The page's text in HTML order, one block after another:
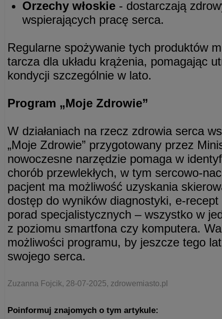
Orzechy włoskie - dostarczają
wspierających pracę serca.
Regularne spożywanie tych produktów
tarcza dla układu krążenia, pomagając
kondycji szczególnie w lato.
Program „Moje Zdrowie”
W działaniach na rzecz zdrowia serca
„Moje Zdrowie” przygotowany przez
nowoczesne narzędzie pomaga w
chorób przewlekłych, w tym sercowo-
pacjent ma możliwość uzyskania
dostęp do wyników diagnostyki, e-
porad specjalistycznych – wszystko w
z poziomu smartfona czy komputera.
możliwości programu, by jeszcze tego
swojego serca.
Zuzanna Fojcik, 28-07-2025, zdrowemiasto.pl
Poinformuj znajomych o tym artykule: